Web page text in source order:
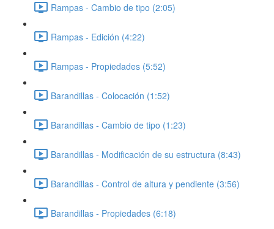
Rampas - Cambio de tipo (2:05)
Rampas - Edición (4:22)
Rampas - Propiedades (5:52)
Barandillas - Colocación (1:52)
Barandillas - Cambio de tipo (1:23)
Barandillas - Modificación de su estructura (8:43)
Barandillas - Control de altura y pendiente (3:56)
Barandillas - Propiedades (6:18)